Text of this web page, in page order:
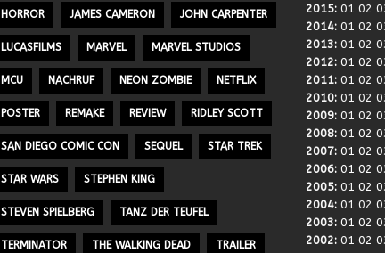
HORROR JAMES CAMERON JOHN CARPENTER
LUCASFILMS MARVEL MARVEL STUDIOS
MCU NACHRUF NEON ZOMBIE NETFLIX
POSTER REMAKE REVIEW RIDLEY SCOTT
SAN DIEGO COMIC CON SEQUEL STAR TREK
STAR WARS STEPHEN KING
STEVEN SPIELBERG TANZ DER TEUFEL
TERMINATOR THE WALKING DEAD TRAILER
2015: 01 02
2014: 01 02
2013: 01 02
2012: 01 02
2011: 01 02
2010: 01 02
2009: 01 02
2008: 01 02
2007: 01 02
2006: 01 02
2005: 01 02
2004: 01 02
2003: 01 02
2002: 01 02